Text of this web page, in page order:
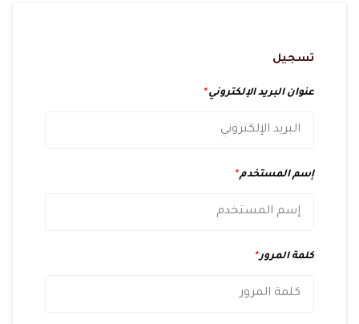
تسجيل
عنوان البريد الإلكتروني*
إسم المستخدم*
كلمة المرور*